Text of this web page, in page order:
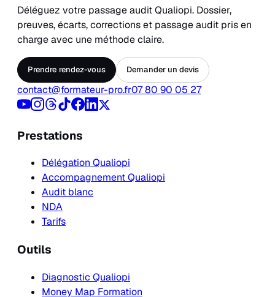
Déléguez votre passage audit Qualiopi. Dossier,
preuves, écarts, corrections et passage audit pris en
charge avec une méthode claire.
Prendre rendez-vous Demander un devis
contact@formateur-pro.fr07 80 90 05 27
Prestations
Délégation Qualiopi
Accompagnement Qualiopi
Audit blanc
NDA
Tarifs
Outils
Diagnostic Qualiopi
Money Map Formation